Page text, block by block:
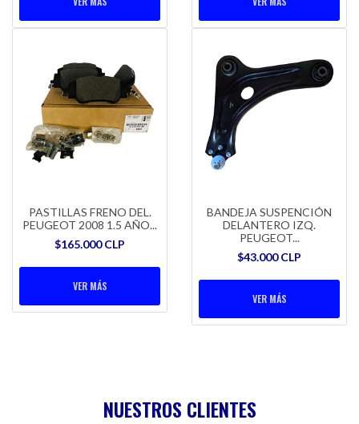
PASTILLAS FRENO DEL.
PEUGEOT 2008 1.5 AÑO...
$165.000 CLP
VER MÁS
BANDEJA SUSPENCIÓN
DELANTERO IZQ.
PEUGEOT...
$43.000 CLP
VER MÁS
NUESTROS CLIENTES